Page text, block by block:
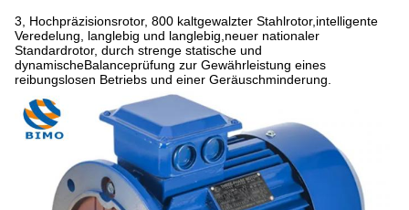
3, Hochpräzisionsrotor, 800 kaltgewalzter Stahlrotor,intelligente
Veredelung, langlebig und langlebig,neuer nationaler
Standardrotor, durch strenge statische und
dynamischeBalanceprüfung zur Gewährleistung eines
reibungslosen Betriebs und einer Geräuschminderung.